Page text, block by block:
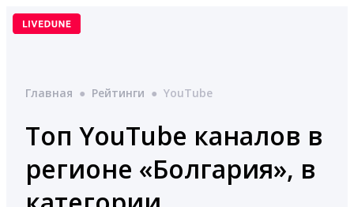
Перейти
Главная ● Рейтинги ● YouTube
Топ YouTube каналов в
регионе «Болгария», в